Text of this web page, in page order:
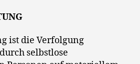
ist die Verfolgung
selbstlose